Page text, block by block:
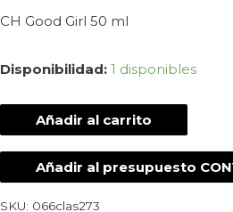
CH Good Girl 50 ml
Disponibilidad: 1 disponibles
Añadir al carrito
Añadir al presupuesto
SKU: 066clas273